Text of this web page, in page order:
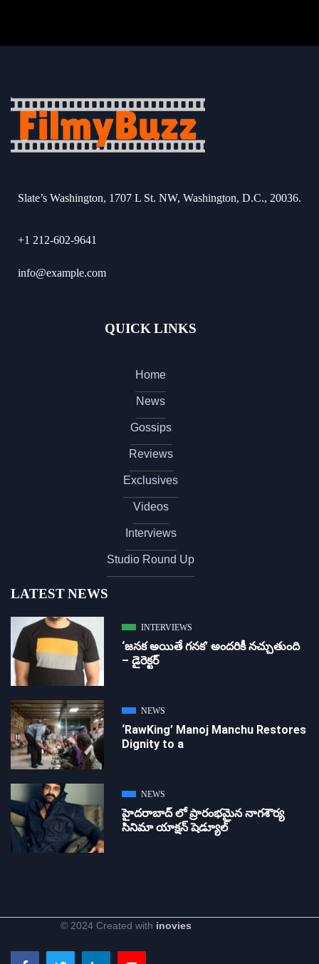
Slate’s Washington, 1707 L St. NW, Washington, D.C., 20036.
+1 212-602-9641
info@example.com
QUICK LINKS
Home
News
Gossips
Reviews
Exclusives
Videos
Interviews
Studio Round Up
LATEST NEWS
INTERVIEWS
‘జ‌న‌క అయితే గ‌న‌క‌’ అందరికీ నచ్చుతుంది
– డైరెక్ట‌ర్
NEWS
‘RawKing’ Manoj Manchu Restores
Dignity to a
NEWS
హైదరాబాద్ లో ప్రారంభమైన నాగశౌర్య
సినిమా యాక్షన్ షెడ్యూల్
© 2024 Created with inovies